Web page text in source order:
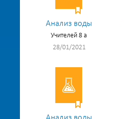
Анализ воды
Учителей 8 а
28/01/2021